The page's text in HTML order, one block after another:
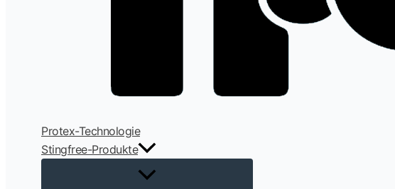
Protex-Technologie
Stingfree-Produkte